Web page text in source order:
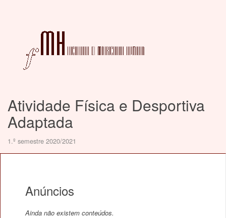
Atividade Física e Desportiva
Adaptada
1.º semestre 2020/2021
Anúncios
Ainda não existem conteúdos.